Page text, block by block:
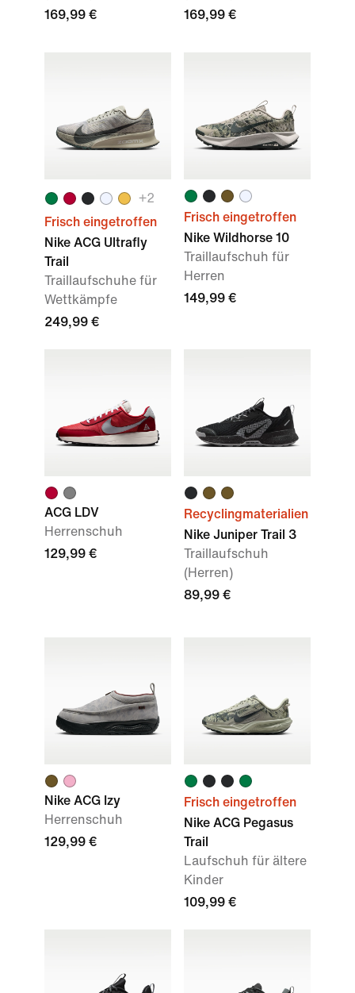
169,99 €
169,99 €
+2
Frisch eingetroffen
Nike ACG Ultrafly
Trail
Traillaufschuhe für
Wettkämpfe
249,99 €
Frisch eingetroffen
Nike Wildhorse 10
Traillaufschuh für
Herren
149,99 €
ACG LDV
Herrenschuh
129,99 €
Recyclingmaterialien
Nike Juniper Trail 3
Traillaufschuh
(Herren)
89,99 €
Nike ACG Izy
Herrenschuh
129,99 €
Frisch eingetroffen
Nike ACG Pegasus
Trail
Laufschuh für ältere
Kinder
109,99 €